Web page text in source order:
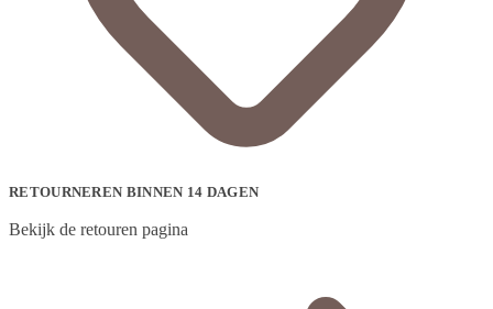
RETOURNEREN BINNEN 14 DAGEN
Bekijk de retouren pagina